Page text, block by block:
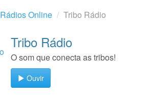
Rádios Online Tribo Rádio
Tribo Rádio
O som que conecta as tribos!
Ouvir